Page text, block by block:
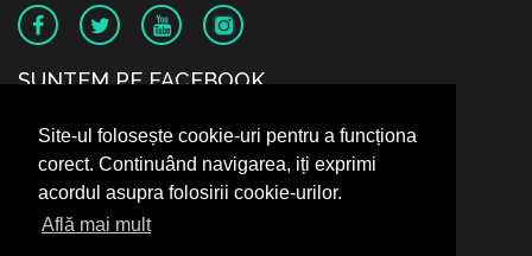
Site-ul folosește cookie-uri pentru a funcționa
corect. Continuând navigarea, iți exprimi
acordul asupra folosirii cookie-urilor.
Află mai mult
SUNTEM PE FACEBOOK